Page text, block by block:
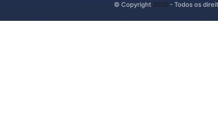
© Copyright 2026 - Todos os